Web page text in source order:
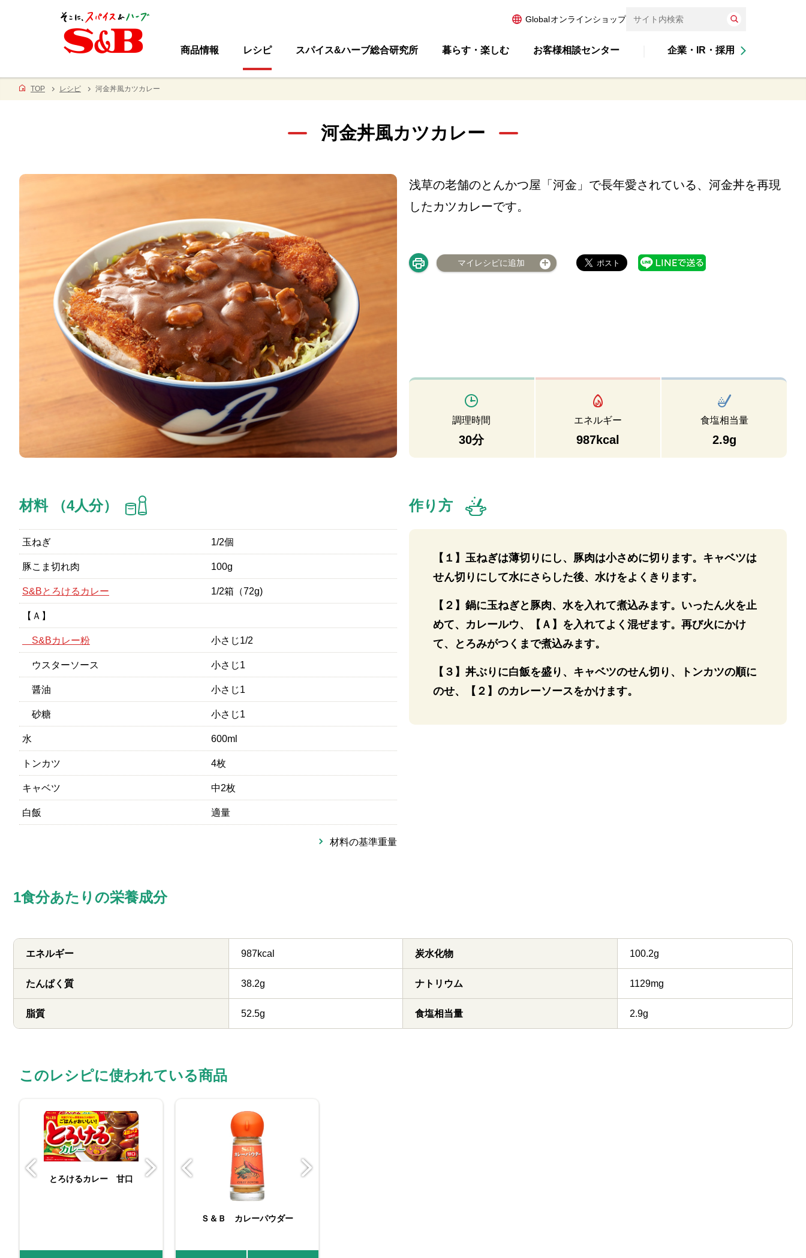
Globalオンラインショップ
商品情報 レシピ スパイス&ハーブ総合研究所 暮らす・楽しむ お客様相談センター 企業・IR・採用
TOP レシピ 河金丼風カツカレー
河金丼風カツカレー
浅草の老舗のとんかつ屋「河金」で長年愛されている、河金丼を再現
したカツカレーです。
マイレシピに追加
調理時間
30分
エネルギー
987kcal
食塩相当量
2.9g
材料 （4人分）
玉ねぎ 1/2個
豚こま切れ肉 100g
S&Bとろけるカレー 1/2箱（72g)
【Ａ】
S&Bカレー粉 小さじ1/2
ウスターソース 小さじ1
醤油 小さじ1
砂糖 小さじ1
水 600ml
トンカツ 4枚
キャベツ 中2枚
白飯 適量
材料の基準重量
作り方
【１】玉ねぎは薄切りにし、豚肉は小さめに切ります。キャベツは
せん切りにして水にさらした後、水けをよくきります。
【２】鍋に玉ねぎと豚肉、水を入れて煮込みます。いったん火を止
めて、カレールウ、【Ａ】を入れてよく混ぜます。再び火にかけ
て、とろみがつくまで煮込みます。
【３】丼ぶりに白飯を盛り、キャベツのせん切り、トンカツの順に
のせ、【２】のカレーソースをかけます。
1食分あたりの栄養成分
エネルギー 987kcal
たんぱく質 38.2g
脂質 52.5g
炭水化物 100.2g
ナトリウム 1129mg
食塩相当量 2.9g
このレシピに使われている商品
とろけるカレー 甘口 とろけるカレー 中辛
Ｓ＆Ｂ カレーパウダー